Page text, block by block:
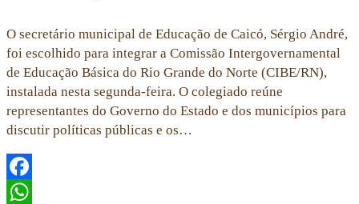
O secretário municipal de Educação de Caicó, Sérgio André,
foi escolhido para integrar a Comissão Intergovernamental
de Educação Básica do Rio Grande do Norte (CIBE/RN),
instalada nesta segunda-feira. O colegiado reúne
representantes do Governo do Estado e dos municípios para
discutir políticas públicas e os…
Facebook